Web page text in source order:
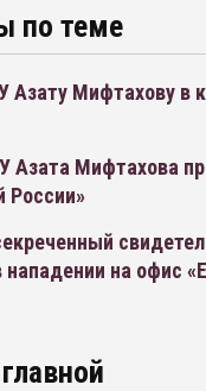
по теме
Азату Мифтахову в
Азата Мифтахова
России»
нападении на офис